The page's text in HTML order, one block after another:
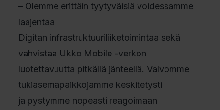
– Olemme erittäin tyytyväisiä voidessamme
laajentaa
Digitan infrastruktuuriliiketoimintaa sekä
vahvistaa Ukko Mobile -verkon
luotettavuutta pitkällä jänteellä. Valvomme
tukiasemapaikkojamme keskitetysti
ja pystymme nopeasti reagoimaan